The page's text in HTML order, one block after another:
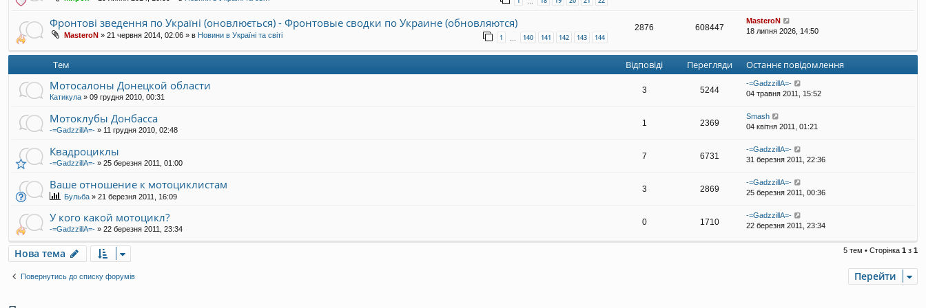
…
Фронтові зведення по Україні (оновлюється) - Фронтовые сводки по Украине (обновляются)
MasteroN » 21 червня 2014, 02:06 » в Новини в Україні та світі 1 … 140 141 142 143 144
2876 608447
MasteroN
18 липня 2026, 14:50
Тем Відповіді Перегляди Останнє повідомлення
Мотосалоны Донецкой области
Катикула » 09 грудня 2010, 00:31
3 5244
-=GadzzillA=-
04 травня 2011, 15:52
Мотоклубы Донбасса
-=GadzzillA=- » 11 грудня 2010, 02:48
1 2369
Smash
04 квітня 2011, 01:21
Квадроциклы
-=GadzzillA=- » 25 березня 2011, 01:00
7 6731
-=GadzzillA=-
31 березня 2011, 22:36
Ваше отношение к мотоциклистам
Бульба » 21 березня 2011, 16:09
3 2869
-=GadzzillA=-
25 березня 2011, 00:36
У кого какой мотоцикл?
-=GadzzillA=- » 22 березня 2011, 23:34
0 1710
-=GadzzillA=-
22 березня 2011, 23:34
Нова тема 5 тем • Сторінка 1 з 1
Повернутись до списку форумів Перейти